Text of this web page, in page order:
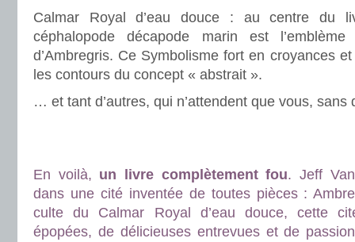
Calmar Royal d’eau douce : au centre du
céphalopode décapode marin est
d’Ambregris. Ce Symbolisme fort en croyances
les contours du concept « abstrait ».
… et tant d’autres, qui n’attendent que vous, sans
En voilà, un livre complètement fou. Jeff
dans une cité inventée de toutes pièces :
culte du Calmar Royal d’eau douce, cette
épopées, de délicieuses entrevues et de